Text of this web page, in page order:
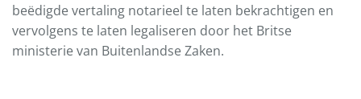
beëdigde vertaling notarieel te laten bekrachtigen en
vervolgens te laten legaliseren door het Britse
ministerie van Buitenlandse Zaken.